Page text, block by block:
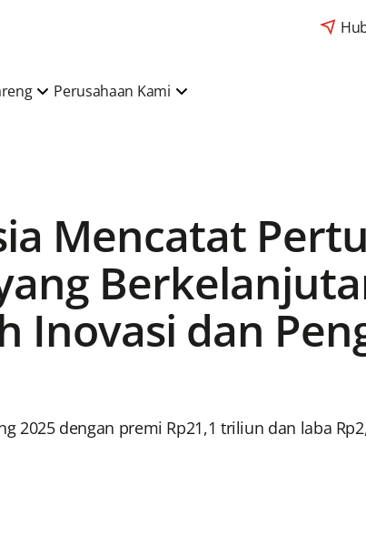
Perusahaan Kami
Mencatat
Inovasi dan
2025 dengan premi Rp21,1 triliun dan laba